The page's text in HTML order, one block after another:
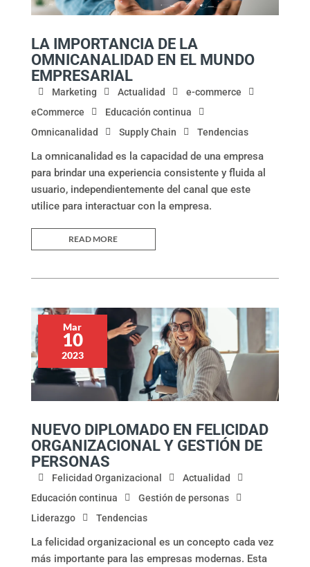
LA IMPORTANCIA DE LA
OMNICANALIDAD EN EL MUNDO
EMPRESARIAL
Marketing Actualidad
e-commerce
eCommerce
Educación continua
Omnicanalidad
Supply Chain Tendencias
La omnicanalidad es la capacidad de una empresa
para brindar una experiencia consistente y fluida al
usuario, independientemente del canal que este
utilice para interactuar con la empresa.
READ MORE
NUEVO DIPLOMADO EN FELICIDAD
ORGANIZACIONAL Y GESTIÓN DE
PERSONAS
Felicidad Organizacional
Actualidad
Educación continua
Gestión de personas
Liderazgo
Tendencias
La felicidad organizacional es un concepto cada vez
más importante para las empresas modernas. Esta
Mar
10
2023